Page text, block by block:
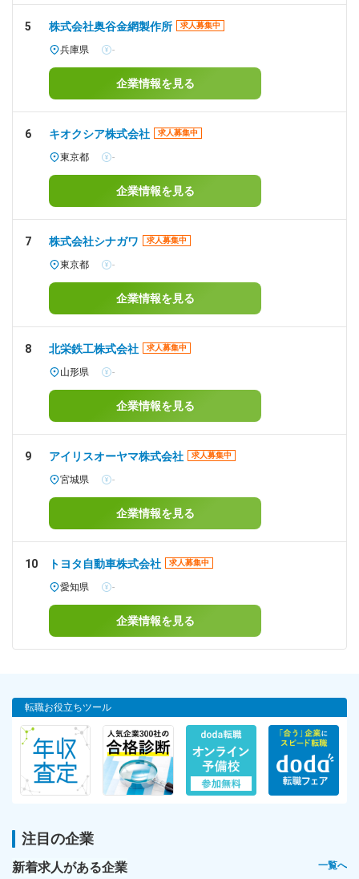
5 株式会社奥谷金網製作所 求人募集中
兵庫県 -
企業情報を見る
6 キオクシア株式会社 求人募集中
東京都 -
企業情報を見る
7 株式会社シナガワ 求人募集中
東京都 -
企業情報を見る
8 北栄鉄工株式会社 求人募集中
山形県 -
企業情報を見る
9 アイリスオーヤマ株式会社 求人募集中
宮城県 -
企業情報を見る
10 トヨタ自動車株式会社 求人募集中
愛知県 -
企業情報を見る
転職お役立ちツール
注目の企業
新着求人がある企業 一覧へ